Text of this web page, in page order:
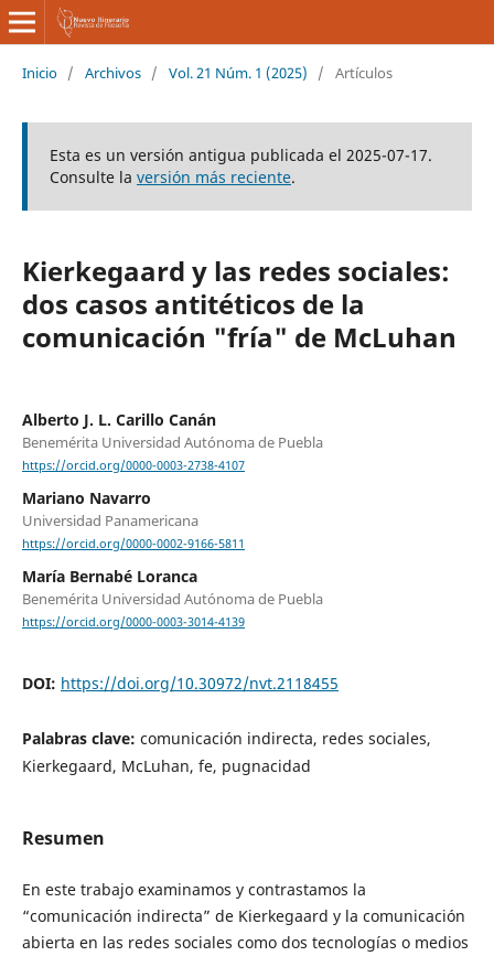
Inicio / Archivos / Vol. 21 Núm. 1 (2025) / Artículos
Esta es un versión antigua publicada el 2025-07-17.
Consulte la versión más reciente.
Kierkegaard y las redes sociales:
dos casos antitéticos de la
comunicación "fría" de McLuhan
Alberto J. L. Carillo Canán
Benemérita Universidad Autónoma de Puebla
https://orcid.org/0000-0003-2738-4107
Mariano Navarro
Universidad Panamericana
https://orcid.org/0000-0002-9166-5811
María Bernabé Loranca
Benemérita Universidad Autónoma de Puebla
https://orcid.org/0000-0003-3014-4139
DOI: https://doi.org/10.30972/nvt.2118455
Palabras clave: comunicación indirecta, redes sociales,
Kierkegaard, McLuhan, fe, pugnacidad
Resumen
En este trabajo examinamos y contrastamos la
“comunicación indirecta” de Kierkegaard y la comunicación
abierta en las redes sociales como dos tecnologías o medios